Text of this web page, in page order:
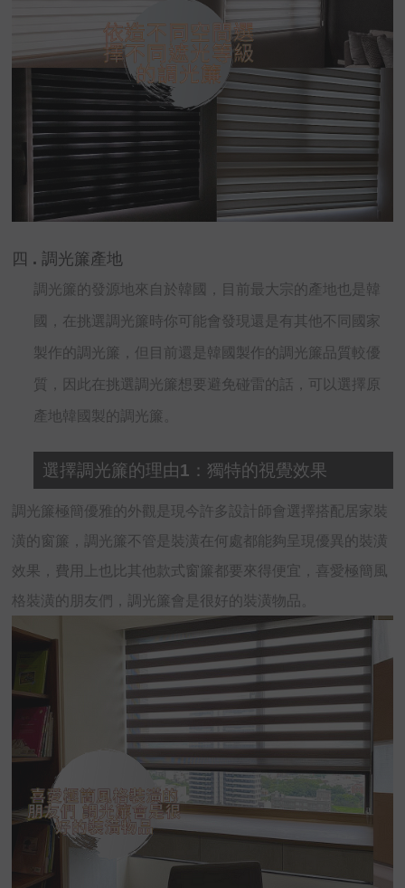
四 . 調光簾產地
調光簾的發源地來自於韓國，目前最大宗的產地也是韓
國，在挑選調光簾時你可能會發現還是有其他不同國家
製作的調光簾，但目前還是韓國製作的調光簾品質較優
質，因此在挑選調光簾想要避免碰雷的話，可以選擇原
產地韓國製的調光簾。
選擇調光簾的理由1：獨特的視覺效果
調光簾極簡優雅的外觀是現今許多設計師會選擇搭配居家裝
潢的窗簾，調光簾不管是裝潢在何處都能夠呈現優異的裝潢
效果，費用上也比其他款式窗簾都要來得便宜，喜愛極簡風
格裝潢的朋友們，調光簾會是很好的裝潢物品。